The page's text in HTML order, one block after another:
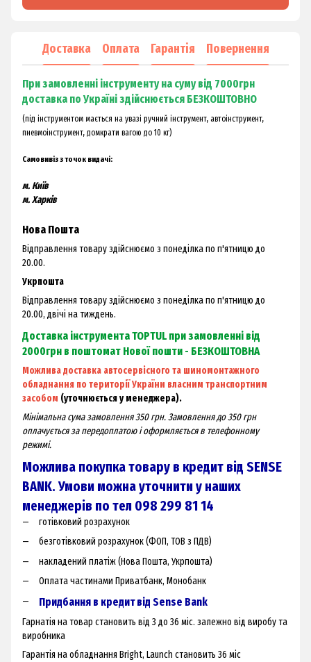
Доставка Оплата Гарантія Повернення
При замовленні інструменту на суму від 7000грн
доставка по Україні здійснюється БЕЗКОШТОВНО
(під інструментом мається на увазі ручний інструмент, автоінструмент,
пневмоінструмент, домкрати вагою до 10 кг)
Самовивіз з точок видачі:
м. Київ
м. Харків
Нова Пошта
Відправлення товару здійснюємо з понеділка по п'ятницю до
20.00.
Укрпошта
Відправлення товару здійснюємо з понеділка по п'ятницю до
20.00, двічі на тиждень.
Доставка інструмента TOPTUL при замовленні від
2000грн в поштомат Нової пошти - БЕЗКОШТОВНА
Можлива доставка автосервісного та шиномонтажного
обладнання по території України власним транспортним
засобом (уточнюється у менеджера).
Мінімальна сума замовлення 350 грн. Замовлення до 350 грн
оплачується за передоплатою і оформляється в телефонному
режимі.
Можлива покупка товару в кредит від SENSE
BANK. Умови можна уточнити у наших
менеджерів по тел 098 299 81 14
готівковий розрахунок
безготівковий розрахунок (ФОП, ТОВ з ПДВ)
накладений платіж (Нова Пошта, Укрпошта)
Оплата частинами Приватбанк, Монобанк
Придбання в кредит від Sense Bank
Гарнатія на товар становить від 3 до 36 міс. залежно від виробу та
виробника
Гарантія на обладнання Bright, Launch становить 36 міс